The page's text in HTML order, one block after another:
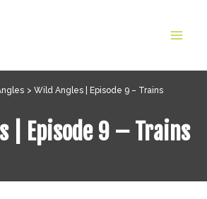
Wild Angles | Episode 9 – Trains
| Episode 9 – Trains